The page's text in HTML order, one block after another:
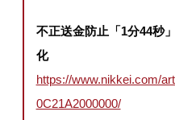
不正送金防止「1分44秒
化
https://www.nikkei.com/
0C21A2000000/